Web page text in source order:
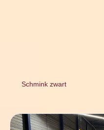
Schmink zwart